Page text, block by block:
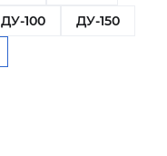
ДУ-100
ДУ-150